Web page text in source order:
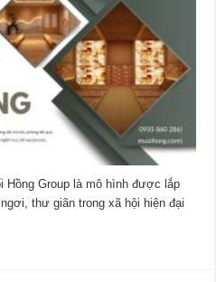
Hồng Group là mô hình được lắp
thư giãn trong xã hội hiện đại